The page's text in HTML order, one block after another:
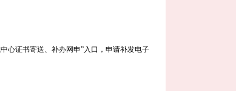
心证书寄送、补办网申”入口，申请补发电子